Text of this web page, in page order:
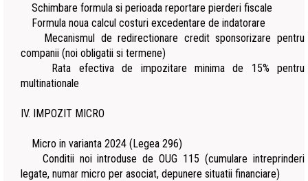
Schimbare formula si perioada reportare pierderi fiscale
Formula noua calcul costuri excedentare de indatorare
Mecanismul de redirectionare credit sponsorizare pentru
companii (noi obligatii si termene)
Rata efectiva de impozitare minima de 15% pentru
multinationale
IV. IMPOZIT MICRO
Micro in varianta 2024 (Legea 296)
Conditii noi introduse de OUG 115 (cumulare intreprinderi
legate, numar micro per asociat, depunere situatii financiare)